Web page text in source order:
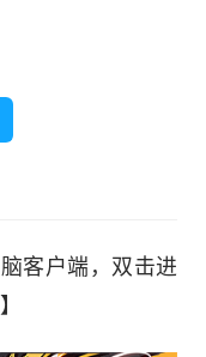
和MSI赛事分播
客户端，双击进